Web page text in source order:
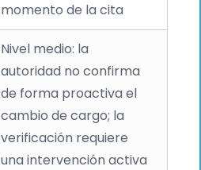
momento de la cita
Nivel medio: la
autoridad no confirma
de forma proactiva el
cambio de cargo; la
verificación requiere
una intervención activa